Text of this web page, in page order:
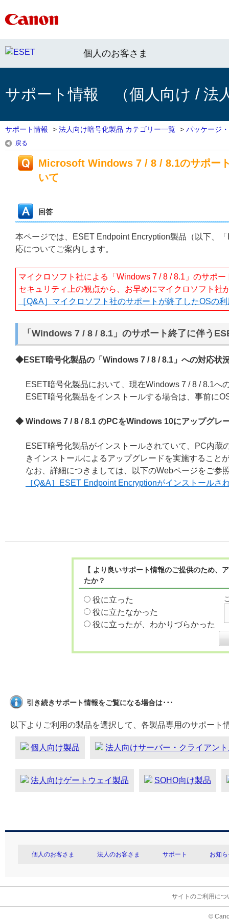
個人のお客さま
サポート情報 （個人向け / 法
サポート情報 > 法人向け暗号化製品 カテゴリー一覧 > パッケージ
戻る
Microsoft Windows 7 / 8 / 8.1のサポー
いて
回答
本ページでは、ESET Endpoint Encryption製品（以下、
応についてご案内します。
マイクロソフト社による「Windows 7 / 8 / 8.1」のサポ
セキュリティ上の観点から、お早めにマイクロソフト
［Q&A］マイクロソフト社のサポートが終了したOSの
「Windows 7 / 8 / 8.1」のサポート終了に伴う
◆ESET暗号化製品の「Windows 7 / 8 / 8.1 」への対応状
ESET暗号化製品において、現在Windows 7 / 8 / 8.1へ
ESET暗号化製品をインストールする場合は、事前に
◆ Windows 7 / 8 / 8.1 のPCをWindows 10にアップグレ
ESET暗号化製品がインストールされていて、PC内
きインストールによるアップグレードを実施すること
なお、詳細につきましては、以下のWebページをご参
［Q&A］ESET Endpoint Encryptionがインストール
【 より良いサポート情報のご提供のため
たか？
役に立った
役に立たなかった
役に立ったが、わかりづらかった
引き続きサポート情報をご覧になる場合は･･･
以下よりご利用の製品を選択して、各製品専用のサポート
個人向け製品 法人向けサーバー・クライアン
法人向けゲートウェイ製品 SOHO向け製品
個人のお客さま 法人のお客さま サポート お知
サイトのご利用につ
©